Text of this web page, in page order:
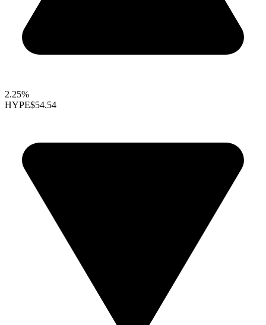
2.25%
HYPE$54.54